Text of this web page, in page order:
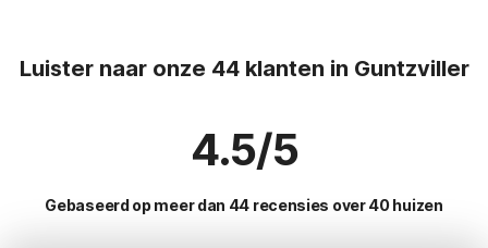
Luister naar onze 44 klanten in Guntzviller
4.5/5
Gebaseerd op meer dan 44 recensies over 40 huizen